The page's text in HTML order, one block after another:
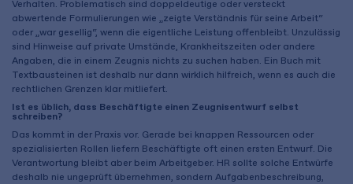
Verhalten. Problematisch sind doppeldeutige oder versteckt
abwertende Formulierungen wie „zeigte Verständnis für seine Arbeit“
oder „war gesellig“, wenn die eigentliche Leistung offenbleibt. Unzulässig
sind Hinweise auf private Umstände, Krankheitszeiten oder andere
Angaben, die in einem Zeugnis nichts zu suchen haben. Ein Buch mit
Textbausteinen ist deshalb nur dann wirklich hilfreich, wenn es auch die
rechtlichen Grenzen klar mitliefert.
Ist es üblich, dass Beschäftigte einen Zeugnisentwurf selbst
schreiben?
Das kommt in der Praxis vor. Gerade bei knappen Ressourcen oder
spezialisierten Rollen liefern Beschäftigte oft einen ersten Entwurf. Die
Verantwortung bleibt aber beim Arbeitgeber. HR sollte solche Entwürfe
deshalb nie ungeprüft übernehmen, sondern Aufgabenbeschreibung,